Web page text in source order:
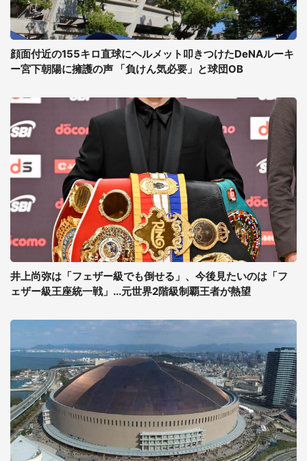
顔面付近の155キロ直球にヘルメット叩きつけたDeNAルーキ
ー宮下朝陽に擁護の声 「負けん気必要」と球団OB
井上尚弥は「フェザー級でも倒せる」、今後見たいのは「フ
ェザー級王座統一戦」...元世界2階級制覇王者が熱望